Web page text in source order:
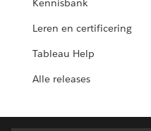
Kennisbank
Leren en certificering
Tableau Help
Alle releases